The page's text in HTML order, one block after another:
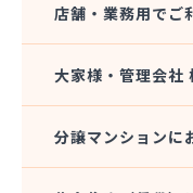
株式会社武重商会
株式会社北澤商会
株式会社堀内商事
関東ガス株式会社
丸山産業
店舗・業務用でご
大家様・管理会社
分譲マンションに